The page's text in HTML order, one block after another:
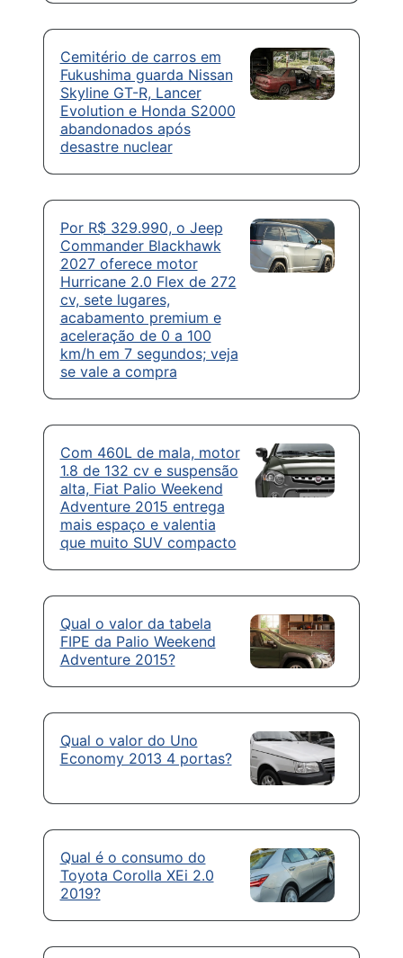
Cemitério de carros em
Fukushima guarda Nissan
Skyline GT-R, Lancer
Evolution e Honda S2000
abandonados após
desastre nuclear
Por R$ 329.990, o Jeep
Commander Blackhawk
2027 oferece motor
Hurricane 2.0 Flex de 272
cv, sete lugares,
acabamento premium e
aceleração de 0 a 100
km/h em 7 segundos; veja
se vale a compra
Com 460L de mala, motor
1.8 de 132 cv e suspensão
alta, Fiat Palio Weekend
Adventure 2015 entrega
mais espaço e valentia
que muito SUV compacto
Qual o valor da tabela
FIPE da Palio Weekend
Adventure 2015?
Qual o valor do Uno
Economy 2013 4 portas?
Qual é o consumo do
Toyota Corolla XEi 2.0
2019?